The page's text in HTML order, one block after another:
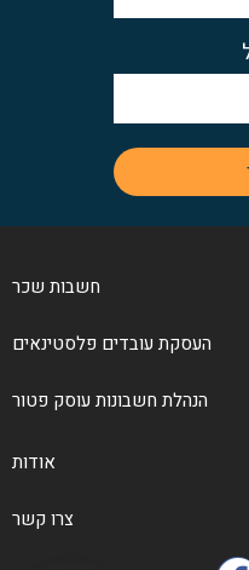
חשבות שכר
העסקת עובדים פלסטינאים
הנהלת חשבונות עוסק פטור
אודות
צרו קשר